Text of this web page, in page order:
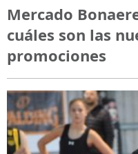
Mercado
cuáles son las
promociones